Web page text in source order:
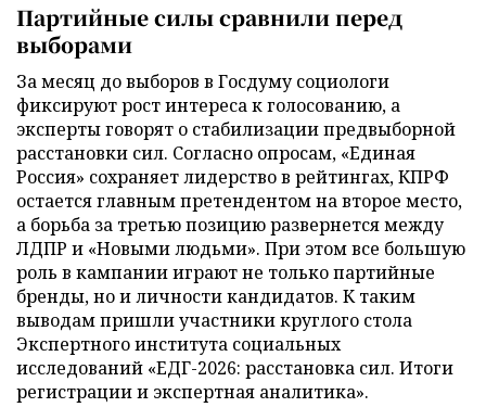
Партийные силы сравнили перед
выборами
За месяц до выборов в Госдуму социологи
фиксируют рост интереса к голосованию, а
эксперты говорят о стабилизации предвыборной
расстановки сил. Согласно опросам, «Единая
Россия» сохраняет лидерство в рейтингах, КПРФ
остается главным претендентом на второе место,
а борьба за третью позицию развернется между
ЛДПР и «Новыми людьми». При этом все большую
роль в кампании играют не только партийные
бренды, но и личности кандидатов. К таким
выводам пришли участники круглого стола
Экспертного института социальных
исследований «ЕДГ-2026: расстановка сил. Итоги
регистрации и экспертная аналитика».